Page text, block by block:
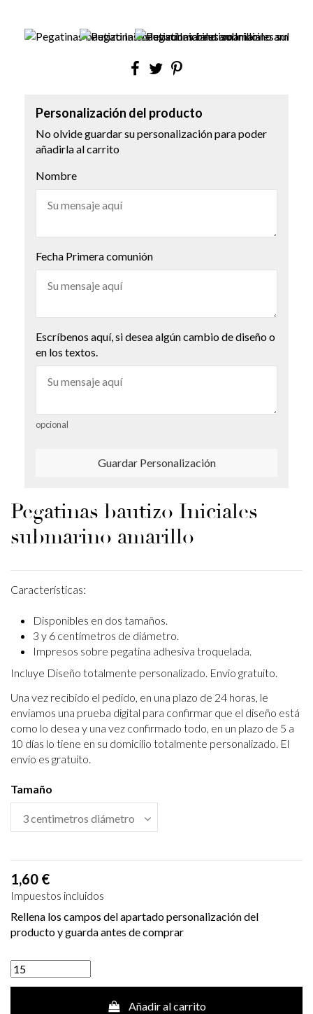
Personalización del producto
No olvide guardar su personalización para poder
añadirla al carrito
Nombre
Fecha Primera comunión
Escríbenos aquí, si desea algún cambio de diseño o
en los textos.
opcional
Guardar Personalización
Pegatinas bautizo Iniciales
submarino amarillo
Características:
Disponibles en dos tamaños.
3 y 6 centímetros de diámetro.
Impresos sobre pegatina adhesiva troquelada.
Incluye Diseño totalmente personalizado. Envio gratuito.
Una vez recibido el pedido, en una plazo de 24 horas, le
enviamos una prueba digital para confirmar que el diseño está
como lo desea y una vez confirmado todo, en un plazo de 5 a
10 días lo tiene en su domicilio totalmente personalizado. El
envío es gratuito.
Tamaño
1,60 €
Impuestos incluidos
Rellena los campos del apartado personalización del
producto y guarda antes de comprar
Añadir al carrito